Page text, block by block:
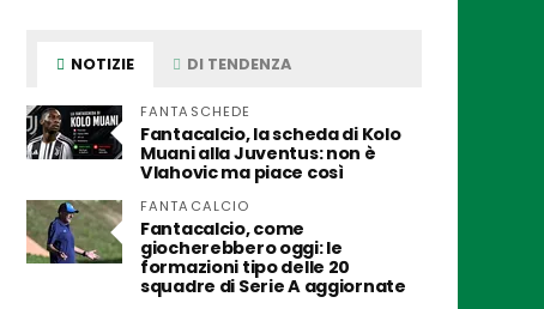
NOTIZIE DI TENDENZA
FANTASCHEDE
Fantacalcio, la scheda di Kolo
Muani alla Juventus: non è
Vlahovic ma piace così
FANTACALCIO
Fantacalcio, come
giocherebbero oggi: le
formazioni tipo delle 20
squadre di Serie A aggiornate